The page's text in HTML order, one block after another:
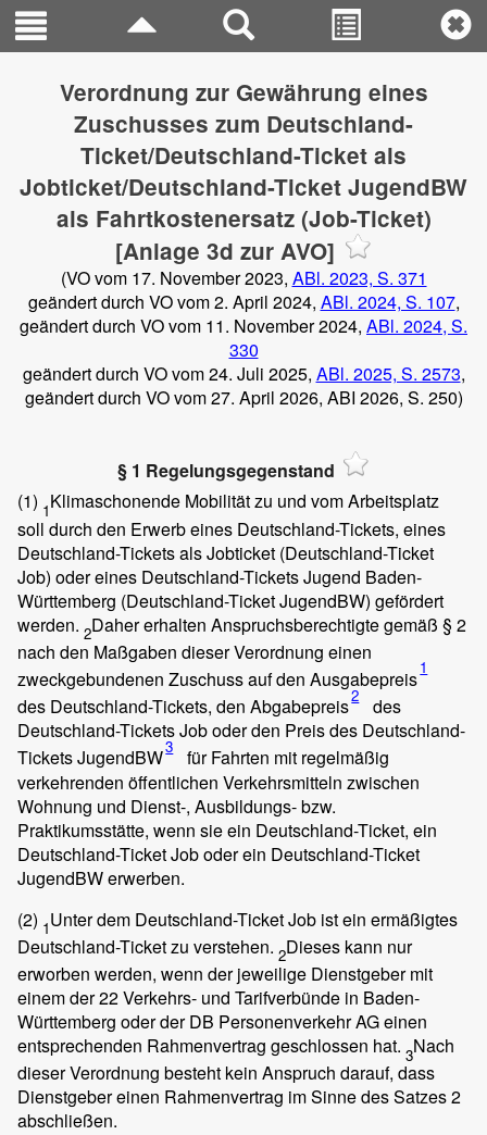
Verordnung zur Gewährung eines
Zuschusses zum Deutschland-
Ticket/Deutschland-Ticket als
Jobticket/Deutschland-Ticket JugendBW
als Fahrtkostenersatz (Job-Ticket)
[Anlage 3d zur AVO]
(VO vom 17. November 2023, ABl. 2023, S. 371
geändert durch VO vom 2. April 2024, ABl. 2024, S. 107,
geändert durch VO vom 11. November 2024, ABl. 2024, S.
330
geändert durch VO vom 24. Juli 2025, ABl. 2025, S. 2573,
geändert durch VO vom 27. April 2026, ABI 2026, S. 250)
§ 1 Regelungsgegenstand
(1) 1Klimaschonende Mobilität zu und vom Arbeitsplatz
soll durch den Erwerb eines Deutschland-Tickets, eines
Deutschland-Tickets als Jobticket (Deutschland-Ticket
Job) oder eines Deutschland-Tickets Jugend Baden-
Württemberg (Deutschland-Ticket JugendBW) gefördert
werden. 2Daher erhalten Anspruchsberechtigte gemäß § 2
nach den Maßgaben dieser Verordnung einen
zweckgebundenen Zuschuss auf den Ausgabepreis1
des Deutschland-Tickets, den Abgabepreis2
des
Deutschland-Tickets Job oder den Preis des Deutschland-
Tickets JugendBW3
für Fahrten mit regelmäßig
verkehrenden öffentlichen Verkehrsmitteln zwischen
Wohnung und Dienst-, Ausbildungs- bzw.
Praktikumsstätte, wenn sie ein Deutschland-Ticket, ein
Deutschland-Ticket Job oder ein Deutschland-Ticket
JugendBW erwerben.
(2) 1Unter dem Deutschland-Ticket Job ist ein ermäßigtes
Deutschland-Ticket zu verstehen. 2Dieses kann nur
erworben werden, wenn der jeweilige Dienstgeber mit
einem der 22 Verkehrs- und Tarifverbünde in Baden-
Württemberg oder der DB Personenverkehr AG einen
entsprechenden Rahmenvertrag geschlossen hat. 3Nach
dieser Verordnung besteht kein Anspruch darauf, dass
Dienstgeber einen Rahmenvertrag im Sinne des Satzes 2
abschließen.